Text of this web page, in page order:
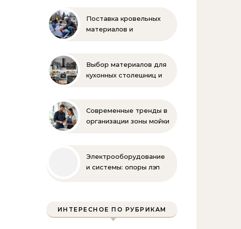
Поставка кровельных
материалов и
Выбор материалов для
кухонных столешниц и
Современные тренды в
организации зоны мойки
Электрооборудование
и системы: опоры лэп
ИНТЕРЕСНОЕ ПО РУБРИКАМ